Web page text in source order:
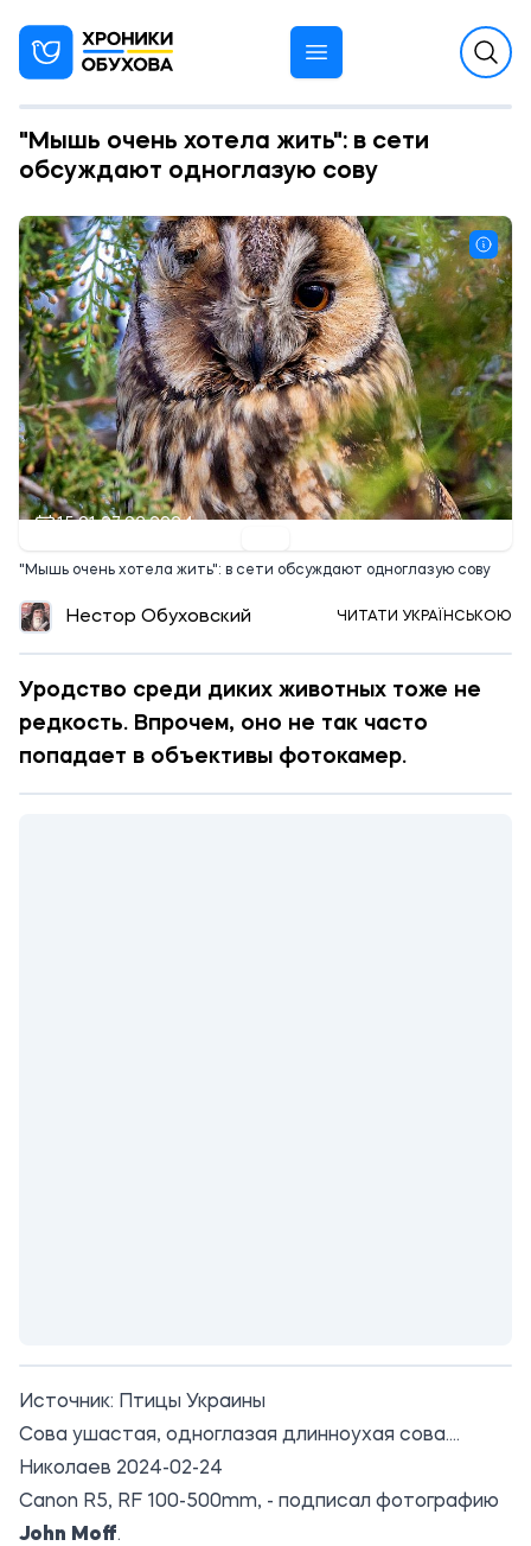
"Мышь очень хотела жить": в сети
обсуждают одноглазую сову
15:01 27.02.2024
"Мышь очень хотела жить": в сети обсуждают одноглазую сову
Нестор Обуховский ЧИТАТИ УКРАЇНСЬКОЮ
Уродство среди диких животных тоже не
редкость. Впрочем, оно не так часто
попадает в объективы фотокамер.
Источник:
Птицы Украины
Сова ушастая, одноглазая длинноухая сова....
Николаев 2024-02-24
Canon R5, RF 100-500mm, - подписал фотографию
John Moff.